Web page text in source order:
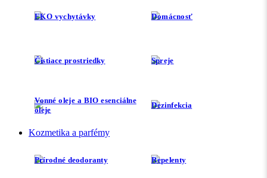
EKO vychytávky Domácnosť
Čistiace prostriedky Spreje
Vonné oleje a BIO esenciálne
oleje
Dezinfekcia
Kozmetika a parfémy
Prírodné deodoranty Repelenty